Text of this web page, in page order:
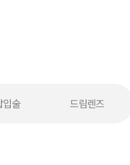
입술 드림렌즈